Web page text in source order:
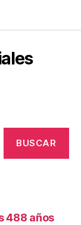
488 años